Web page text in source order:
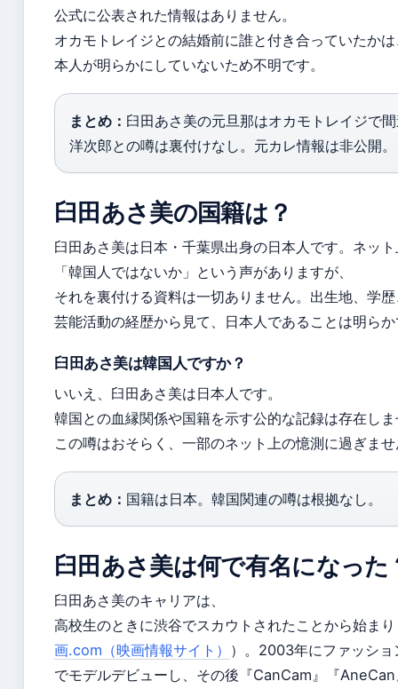
公式に公表された情報はありません。
オカモトレイジとの結婚前に誰と付き合っていたか
本人が明らかにしていないため不明です。
まとめ： 臼田あさ美の元旦那はオカモトレイジで
洋次郎との噂は裏付けなし。元カレ情報は非公開。
臼田あさ美の国籍は？
臼田あさ美は日本・千葉県出身の日本人です。ネッ
「韓国人ではないか」という声がありますが、
それを裏付ける資料は一切ありません。出生地、学
芸能活動の経歴から見て、日本人であることは明ら
臼田あさ美は韓国人ですか？
いいえ、臼田あさ美は日本人です。
韓国との血縁関係や国籍を示す公的な記録は存在し
この噂はおそらく、一部のネット上の憶測に過ぎま
まとめ： 国籍は日本。韓国関連の噂は根拠なし。
臼田あさ美は何で有名になった
臼田あさ美のキャリアは、
高校生のときに渋谷でスカウトされたことから始ま
画.com（映画情報サイト） ）。2003年にファッシ
でモデルデビューし、その後『CanCam』『